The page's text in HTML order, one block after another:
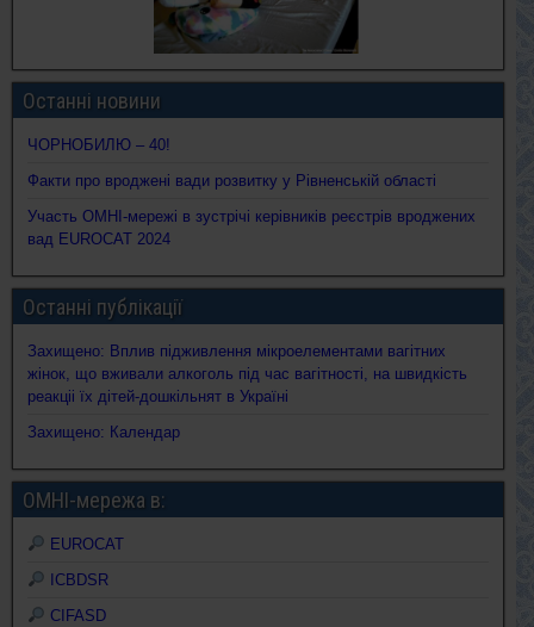
Останні новини
ЧОРНОБИЛЮ – 40!
Факти про вроджені вади розвитку у Рівненській області
Участь ОМНІ-мережі в зустрічі керівників реєстрів вроджених
вад EUROCAT 2024
Останні публікації
Захищено: Вплив підживлення мікроелементами вагітних
жінок, що вживали алкоголь під час вагітності, на швидкість
реакціі їх дітей-дошкільнят в Україні
Захищено: Календар
ОМНІ-мережа в:
EUROCAT
ICBDSR
CIFASD